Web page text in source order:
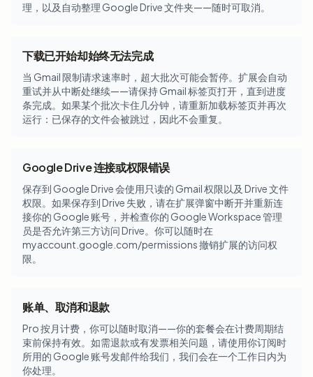
理，以及自动整理 Google Drive 文件夹——随时可取消。
下载已开始却始终无法完成
当 Gmail 限制请求速率时，超大批次可能会暂停。扩展会自动
重试并从中断处继续——请保持 Gmail 标签页打开，直到进度
条完成。如果某个批次卡住几分钟，请重新加载标签页并再次
运行：已保存的文件会被跳过，因此不会重复。
Google Drive 连接或权限错误
保存到 Google Drive 会使用只读的 Gmail 权限以及 Drive 文件
权限。如果保存到 Drive 失败，请在扩展弹窗中断开并重新连
接你的 Google 账号，并检查你的 Google Workspace 管理
员是否允许第三方访问 Drive。你可以随时在
myaccount.google.com/permissions 撤销扩展的访问权
限。
账单、取消和退款
Pro 按月计费，你可以随时取消——你的套餐会在计费周期结
束前保持有效。如需退款或有发票相关问题，请使用你订阅时
所用的 Google 账号发邮件给我们，我们会在一个工作日内为
你处理。